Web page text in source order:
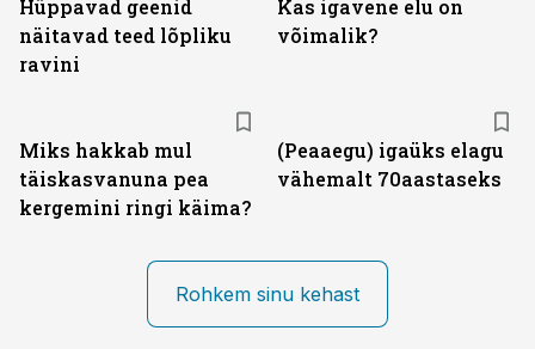
Hüppavad geenid
näitavad teed lõpliku
ravini
Kas igavene elu on
võimalik?
Miks hakkab mul
täiskasvanuna pea
kergemini ringi käima?
(Peaaegu) igaüks elagu
vähemalt 70aastaseks
Rohkem sinu kehast